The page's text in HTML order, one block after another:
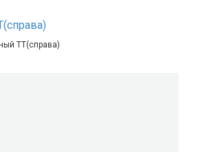
ТТ(справа)